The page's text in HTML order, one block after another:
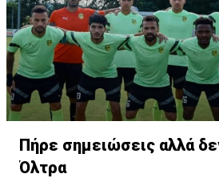
Πήρε σημειώσεις αλλά
Όλτρα